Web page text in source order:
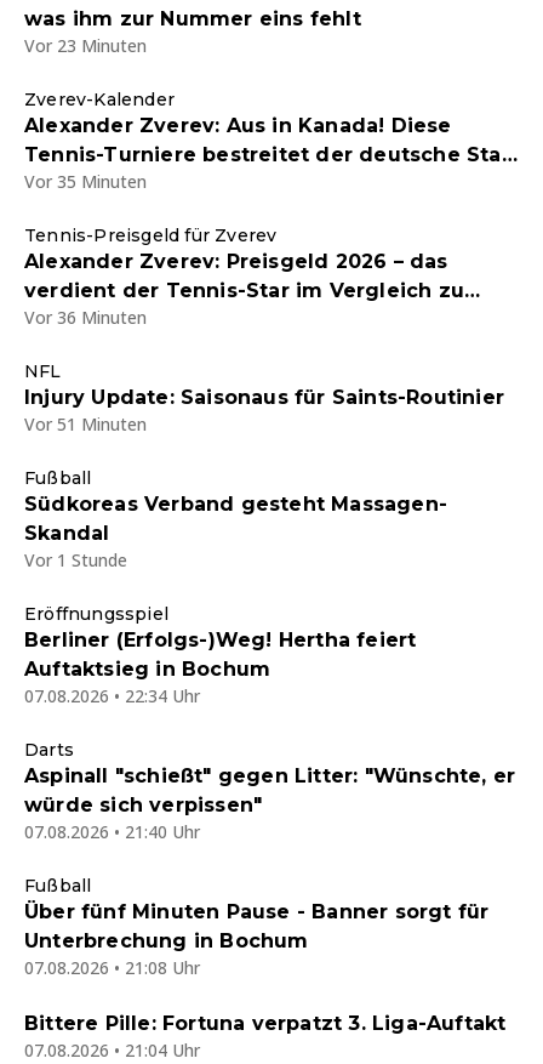
was ihm zur Nummer eins fehlt
Vor 23 Minuten
Zverev-Kalender
Alexander Zverev: Aus in Kanada! Diese
Tennis-Turniere bestreitet der deutsche Star
noch im Jahr 2026
Vor 35 Minuten
Tennis-Preisgeld für Zverev
Alexander Zverev: Preisgeld 2026 – das
verdient der Tennis-Star im Vergleich zu
Legende Boris Becker
Vor 36 Minuten
NFL
Injury Update: Saisonaus für Saints-Routinier
Vor 51 Minuten
Fußball
Südkoreas Verband gesteht Massagen-
Skandal
Vor 1 Stunde
Eröffnungsspiel
Berliner (Erfolgs-)Weg! Hertha feiert
Auftaktsieg in Bochum
07.08.2026 • 22:34 Uhr
Darts
Aspinall "schießt" gegen Litter: "Wünschte, er
würde sich verpissen"
07.08.2026 • 21:40 Uhr
Fußball
Über fünf Minuten Pause - Banner sorgt für
Unterbrechung in Bochum
07.08.2026 • 21:08 Uhr
Bittere Pille: Fortuna verpatzt 3. Liga-Auftakt
07.08.2026 • 21:04 Uhr